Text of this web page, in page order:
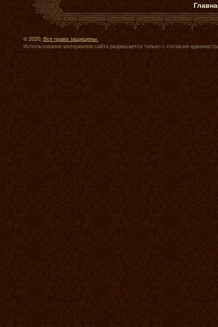
© 2020,Все права защищены.
Использование материалов сайта разрешается только с согласия